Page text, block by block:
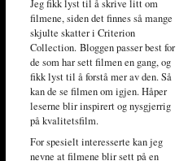
Jeg fikk lyst til å skrive litt om
filmene, siden det finnes så mange
skjulte skatter i Criterion
Collection. Bloggen passer best for
de som har sett filmen en gang, og
fikk lyst til å forstå mer av den. Så
kan de se filmen om igjen. Håper
leserne blir inspirert og nysgjerrig
på kvalitetsfilm.
For spesielt interesserte kan jeg
nevne at filmene blir sett på en